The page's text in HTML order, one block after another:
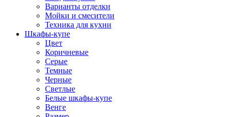
Варианты отделки
Мойки и смесители
Техника для кухни
Шкафы-купе
Цвет
Коричневые
Серые
Темные
Черные
Светлые
Белые шкафы-купе
Венге